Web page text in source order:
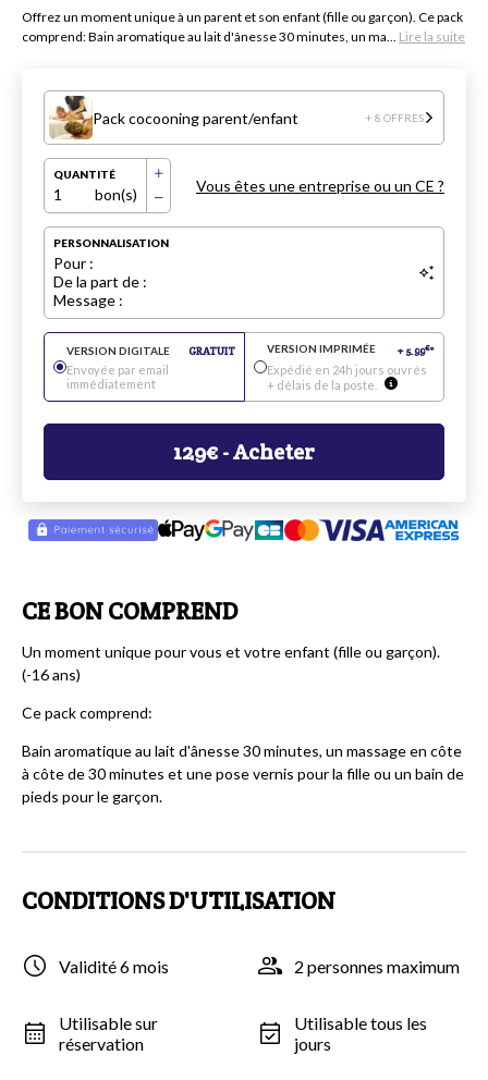
Offrez un moment unique à un parent et son enfant (fille ou garçon). Ce pack
comprend: Bain aromatique au lait d'ânesse 30 minutes, un ma... Lire la suite
Pack cocooning parent/enfant + 8 OFFRES
QUANTITÉ
1 bon(s) Vous êtes une entreprise ou un CE ?
PERSONNALISATION
Pour :
De la part de :
Message :
VERSION DIGITALE
GRATUIT
Envoyée par email
immédiatement
VERSION IMPRIMÉE +5.99€*
Expédié en 24h jours ouvrés
+ délais de la poste.
129€- Acheter
CE BON COMPREND
Un moment unique pour vous et votre enfant (fille ou garçon).
(-16 ans)
Ce pack comprend:
Bain aromatique au lait d'ânesse 30 minutes, un massage en côte
à côte de 30 minutes et une pose vernis pour la fille ou un bain de
pieds pour le garçon.
CONDITIONS D'UTILISATION
Validité 6 mois 2 personnes maximum
Utilisable sur
réservation
Utilisable tous les
jours